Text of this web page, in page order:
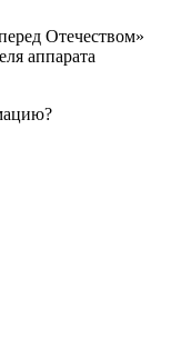
Отечеством»
аппарата